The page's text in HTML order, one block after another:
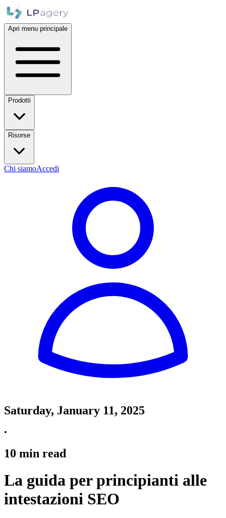
Apri menu principale
Prodotti
Risorse
Chi siamoAccedi
Saturday, January 11, 2025
•
10 min read
La guida per principianti alle
intestazioni SEO